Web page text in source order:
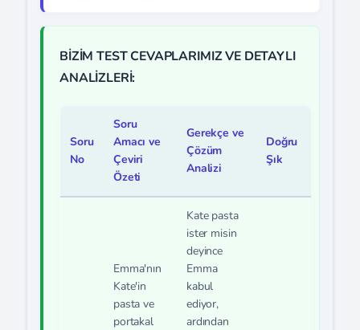
BİZİM TEST CEVAPLARIMIZ VE DETAYLI
ANALİZLERİ:
Soru
No
Soru
Amacı ve
Çeviri
Özeti
Gerekçe ve
Çözüm
Analizi
Doğru
Şık
Emma'nın
Kate'in
pasta ve
portakal
Kate pasta
ister misin
deyince
Emma
kabul
ediyor,
ardından